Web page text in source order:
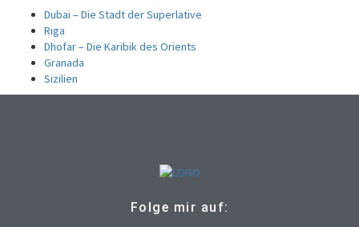
Dubai – Die Stadt der Superlative
Riga
Dhofar – Die Karibik des Orients
Granada
Sizilien
Folge mir auf: